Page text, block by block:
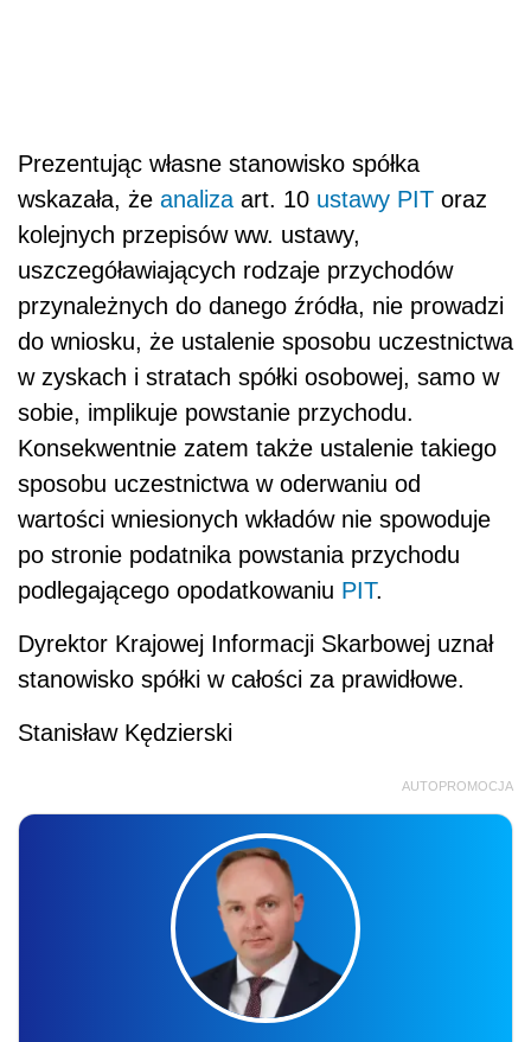
Prezentując własne stanowisko spółka
wskazała, że analiza art. 10 ustawy PIT oraz
kolejnych przepisów ww. ustawy,
uszczegóławiających rodzaje przychodów
przynależnych do danego źródła, nie prowadzi
do wniosku, że ustalenie sposobu uczestnictwa
w zyskach i stratach spółki osobowej, samo w
sobie, implikuje powstanie przychodu.
Konsekwentnie zatem także ustalenie takiego
sposobu uczestnictwa w oderwaniu od
wartości wniesionych wkładów nie spowoduje
po stronie podatnika powstania przychodu
podlegającego opodatkowaniu PIT.
Dyrektor Krajowej Informacji Skarbowej uznał
stanowisko spółki w całości za prawidłowe.
Stanisław Kędzierski
AUTOPROMOCJA